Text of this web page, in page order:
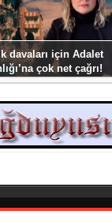
davaları için Adalet
çok net çağrı!